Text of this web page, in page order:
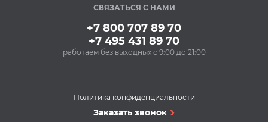
(250 мл) для чайников
и кофеварок
221 Р
Кофемашина VITEK
Под заказ
СВЯЗАТЬСЯ С НАМИ
+7 800 707 89 70
+7 495 431 89 70
работаем без выходных с 9:00 до 21:00
Политика конфиденциальности
Заказать звонок